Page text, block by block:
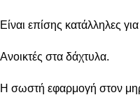
Είναι επίσης κατάλληλες
Ανοικτές στα δάχτυλα.
Η σωστή εφαρμογή στον